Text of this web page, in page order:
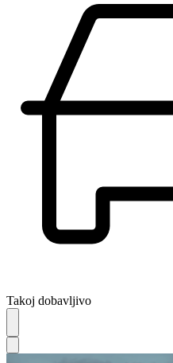
Takoj dobavljivo